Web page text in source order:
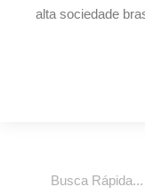
alta sociedade